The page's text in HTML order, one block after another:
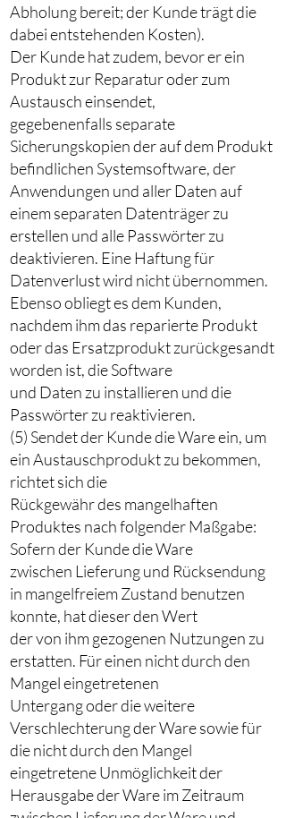
Abholung bereit; der Kunde trägt die
dabei entstehenden Kosten).
Der Kunde hat zudem, bevor er ein
Produkt zur Reparatur oder zum
Austausch einsendet,
gegebenenfalls separate
Sicherungskopien der auf dem Produkt
befindlichen Systemsoftware, der
Anwendungen und aller Daten auf
einem separaten Datenträger zu
erstellen und alle Passwörter zu
deaktivieren. Eine Haftung für
Datenverlust wird nicht übernommen.
Ebenso obliegt es dem Kunden,
nachdem ihm das reparierte Produkt
oder das Ersatzprodukt zurückgesandt
worden ist, die Software
und Daten zu installieren und die
Passwörter zu reaktivieren.
(5) Sendet der Kunde die Ware ein, um
ein Austauschprodukt zu bekommen,
richtet sich die
Rückgewähr des mangelhaften
Produktes nach folgender Maßgabe:
Sofern der Kunde die Ware
zwischen Lieferung und Rücksendung
in mangelfreiem Zustand benutzen
konnte, hat dieser den Wert
der von ihm gezogenen Nutzungen zu
erstatten. Für einen nicht durch den
Mangel eingetretenen
Untergang oder die weitere
Verschlechterung der Ware sowie für
die nicht durch den Mangel
eingetretene Unmöglichkeit der
Herausgabe der Ware im Zeitraum